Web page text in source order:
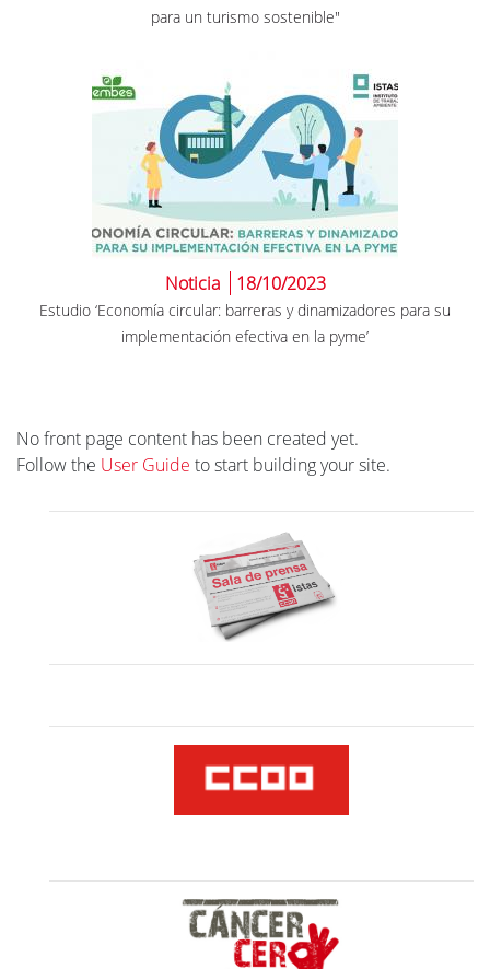
para un turismo sostenible"
Noticia 18/10/2023
Estudio ‘Economía circular: barreras y dinamizadores para su
implementación efectiva en la pyme’
No front page content has been created yet.
Follow the User Guide to start building your site.